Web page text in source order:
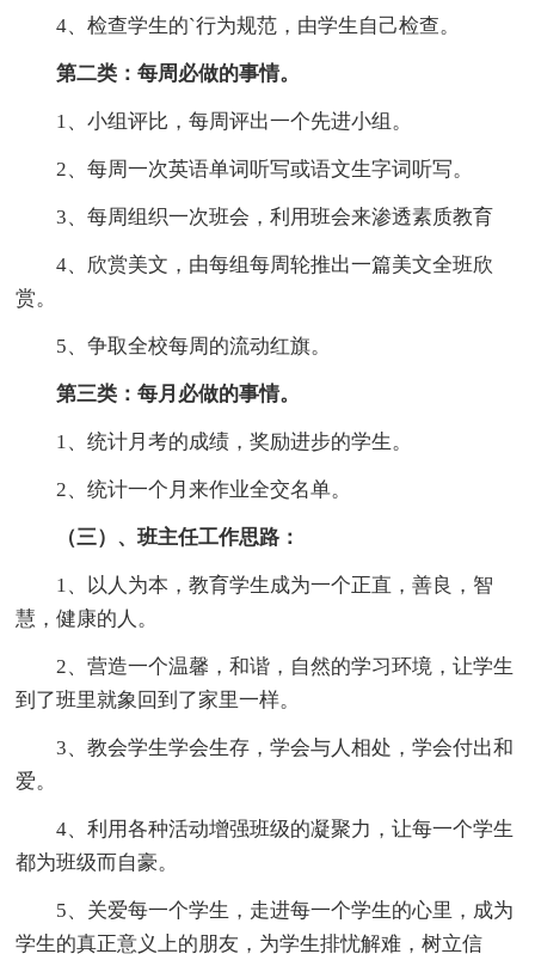
4、检查学生的`行为规范，由学生自己检查。
第二类：每周必做的事情。
1、小组评比，每周评出一个先进小组。
2、每周一次英语单词听写或语文生字词听写。
3、每周组织一次班会，利用班会来渗透素质教育
4、欣赏美文，由每组每周轮推出一篇美文全班欣
赏。
5、争取全校每周的流动红旗。
第三类：每月必做的事情。
1、统计月考的成绩，奖励进步的学生。
2、统计一个月来作业全交名单。
（三）、班主任工作思路：
1、以人为本，教育学生成为一个正直，善良，智
慧，健康的人。
2、营造一个温馨，和谐，自然的学习环境，让学生
到了班里就象回到了家里一样。
3、教会学生学会生存，学会与人相处，学会付出和
爱。
4、利用各种活动增强班级的凝聚力，让每一个学生
都为班级而自豪。
5、关爱每一个学生，走进每一个学生的心里，成为
学生的真正意义上的朋友，为学生排忧解难，树立信